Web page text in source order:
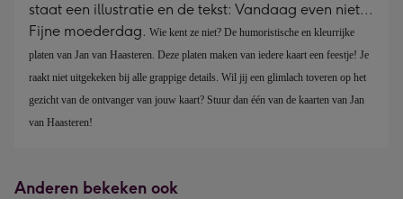
staat een illustratie en de tekst: Vandaag even niet...
Fijne moederdag. Wie kent ze niet? De humoristische en kleurrijke
platen van Jan van Haasteren. Deze platen maken van iedere kaart een feestje! Je
raakt niet uitgekeken bij alle grappige details. Wil jij een glimlach toveren op het
gezicht van de ontvanger van jouw kaart? Stuur dan één van de kaarten van Jan
van Haasteren!
Anderen bekeken ook